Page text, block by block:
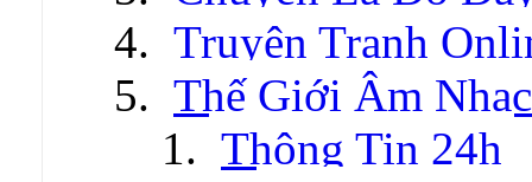
Truyện Tranh
Thế Giới Âm Nhạc
Thông Tin 24h